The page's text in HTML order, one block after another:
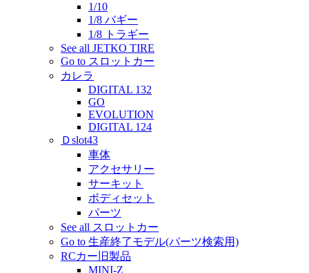
1/10
1/8 バギー
1/8 トラギー
See all JETKO TIRE
Go to スロットカー
カレラ
DIGITAL 132
GO
EVOLUTION
DIGITAL 124
Ｄslot43
車体
アクセサリー
サーキット
ボディセット
パーツ
See all スロットカー
Go to 生産終了モデル(パーツ検索用)
RCカー旧製品
MINI-Z